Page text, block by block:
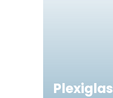
Plexiglas